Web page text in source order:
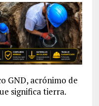
GND, acrónimo de
significa tierra.